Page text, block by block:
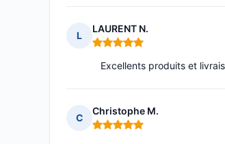
L
LAURENT N.
Note : 5 sur 5
Excellents produits et
C
Christophe M.
Note : 5 sur 5